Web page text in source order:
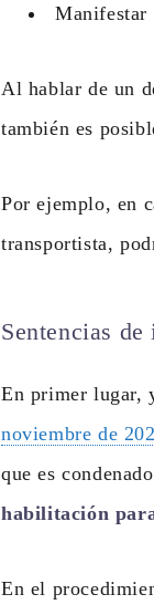
Manifestar
Al hablar de un
también es
Por ejemplo, en
transportista,
Sentencias
En primer lugar,
noviembre de
que es
habilitación
En el